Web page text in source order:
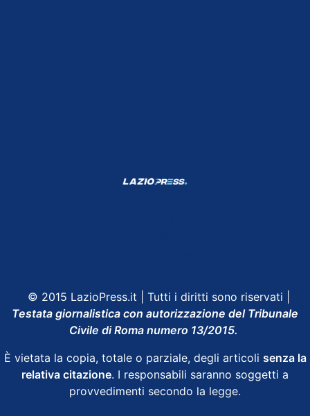
© 2015 LazioPress.it | Tutti i diritti sono riservati |
Testata giornalistica con autorizzazione del Tribunale
Civile di Roma numero 13/2015.
È vietata la copia, totale o parziale, degli articoli senza la
relativa citazione. I responsabili saranno soggetti a
provvedimenti secondo la legge.